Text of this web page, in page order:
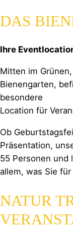
DAS
Ihre
Mitten im
Bienengarten,
besondere
Location für
Ob
Präsentation,
55 Personen und
allem, was Sie
NATUR